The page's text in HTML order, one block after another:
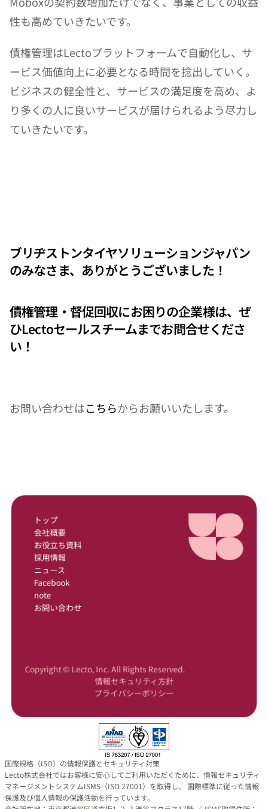
性も高めていきたいです。
債権管理はLectoプラットフォームで自動化し、サ
ービス価値向上に必要となる時間を捻出していく。
ビジネスの健全性と、サービスの満足度を高め、よ
り多くの人に良いサービスが届けられるよう尽力し
ていきたいです。
ブリヂストンタイヤソリューションジャパン
のみなさま、ありがとうございました！
債権管理・督促回収にお困りの企業様は、ぜ
ひLectoセールスチームまでお問合せくださ
い！
お問い合わせはこちらからお願いいたします。
トップ
会社概要
お役立ち資料
採用情報
ニュース
Facebook
note
お問い合わせ
Copyright © Lecto, Inc. All Rights Reserved.
情報セキュリティ方針
プライバシーポリシー
国際規格（ISO）の情報保護とセキュリティ対策
Lecto株式会社ではお客様に安心してご利用いただくために、情報セキュリティ
マネージメントシステムISMS（ISO 27001）を取得し、 国際標準に従った情報
保護及び個人情報の保護活動を行っています。